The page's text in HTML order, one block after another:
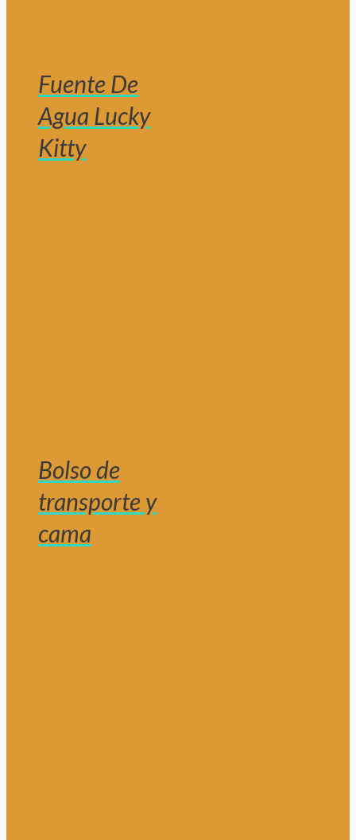
Fuente De
Agua Lucky
Kitty
Bolso de
transporte y
cama